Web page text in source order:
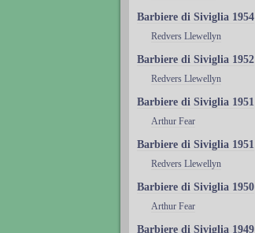
Barbiere di Siviglia 1954
Redvers Llewellyn
Barbiere di Siviglia 1952
Redvers Llewellyn
Barbiere di Siviglia 1951
Arthur Fear
Barbiere di Siviglia 1951
Redvers Llewellyn
Barbiere di Siviglia 1950
Arthur Fear
Barbiere di Siviglia 1949